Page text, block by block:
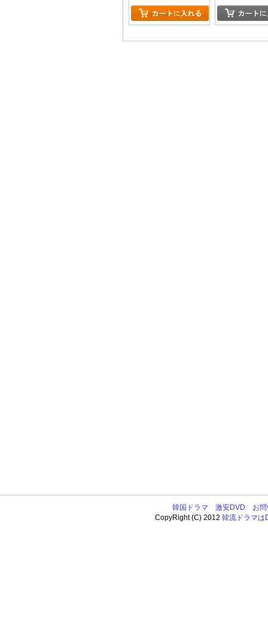
韓国ドラマ 激安DVD
お
CopyRight (C) 2012韓流ドラマは